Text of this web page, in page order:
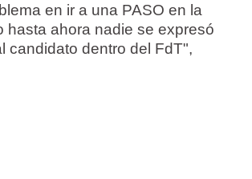
en ir a una PASO en la
hasta ahora nadie se expresó
candidato dentro del FdT",